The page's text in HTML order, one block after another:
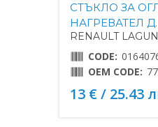
СТЪКЛО ЗА
НАГРЕВАТЕЛ Д.
RENAULT
CODE:
OEM CODE:
13 € / 25.43